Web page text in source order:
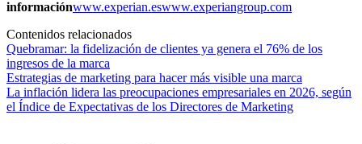
informaciónwww.experian.eswww.experiangroup.com
Contenidos relacionados
Quebramar: la fidelización de clientes ya genera el 76% de los
ingresos de la marca
Estrategias de marketing para hacer más visible una marca
La inflación lidera las preocupaciones empresariales en 2026, según
el Índice de Expectativas de los Directores de Marketing